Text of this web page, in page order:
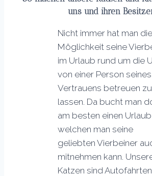
uns und ihren
Nicht immer hat man die
Möglichkeit seine
im Urlaub rund um die
von einer Person seines
Vertrauens betreuen zu
lassen. Da bucht man
am besten einen
welchen man seine
geliebten Vierbeiner
mitnehmen kann.
Katzen sind